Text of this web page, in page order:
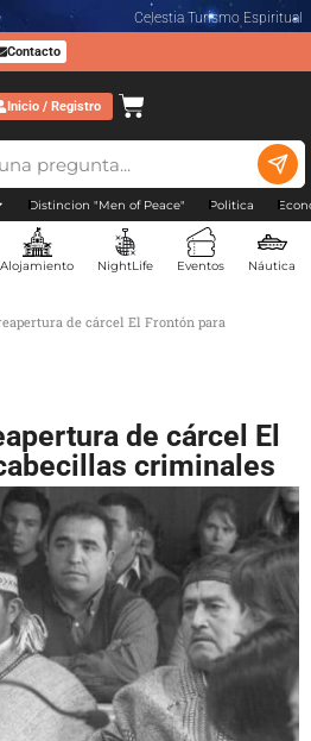
Celestia Turismo Espiritual
Contacto
Inicio / Registro
Distincion "Men of Peace" Politica
Alojamiento NightLife Eventos Náutica
de cárcel El Frontón para
de cárcel El
criminales